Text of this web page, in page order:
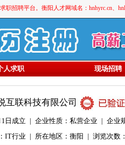
招聘平台。衡阳人才网域名：hnhyrc.cn、
人求职 现场招聘
互联科技有限公司
1日成立 | 企业性质：私营企业 | 企业
IT行业 | 所在地区：衡阳 | 浏览次数